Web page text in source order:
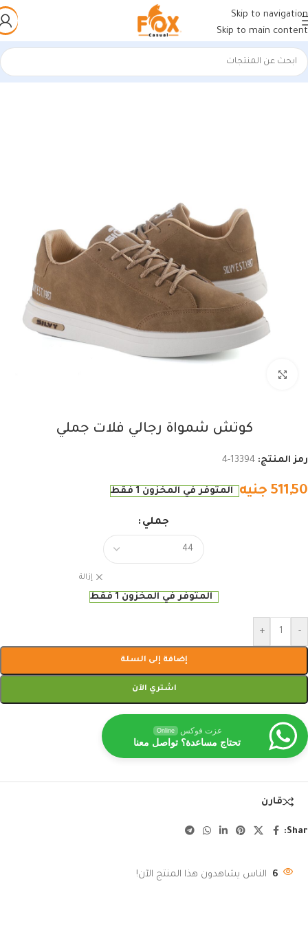
Skip to navigation
Skip to main content
الرئيسية/أحذية رجالي/كوتشي رجالي
كوتش شمواة رجالي فلات جملي
رمز المنتج: 13394-4
511,50 جنيه المتوفر في المخزون 1 فقط
جملي
إزالة
المتوفر في المخزون 1 فقط
-
+
إضافة إلى السلة
اشتري الآن
عزت فوكس Online
تحتاج مساعدة؟ تواصل معنا
قارن
6 الناس يشاهدون هذا المنتج الآن!